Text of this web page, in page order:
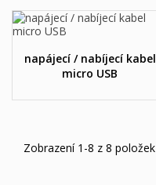
napájecí / nabíjecí kabel
micro USB
Zobrazení 1-8 z 8 položek